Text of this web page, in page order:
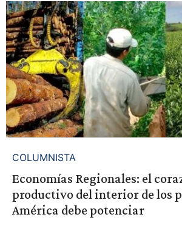
COLUMNISTA
Economías Regionales: el
productivo del interior de los
América debe potenciar